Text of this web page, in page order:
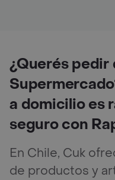
¿Querés pedir
a domicilio es
seguro con
En Chile, Cuk
de productos y